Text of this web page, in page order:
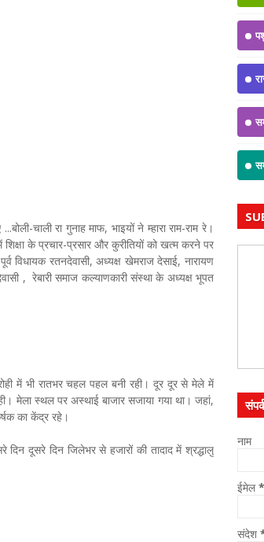
चाली रा गुनाह माफ, भाइयों ने म्हारा राम-राम रे।
के प्रचार-प्रसार और कुरीतियों को खत्म करने पर
विधायक रतनदेवासी, अध्यक्ष खेमराज देसाई, नारायण
देवासी , रेबारी समाज कल्याणकारी संस्था के अध्यक्ष भूपत
में भी रातभर चहल पहल बनी रही। दूर दूर से मेले में
मेला स्थल पर अस्थाई बाजार सजाया गया था। जहां,
का केंद्र रहे।
दूसरे दिन जिलेभर से हजारों की तादाद में श्रद्धालु
नाम
ईमेल*
संदेश